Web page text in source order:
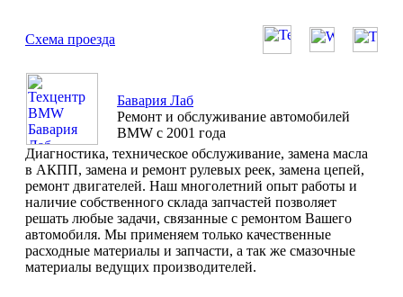
Схема проезда
Бавария Лаб
Ремонт и обслуживание автомобилей
BMW с 2001 года
Диагностика, техническое обслуживание, замена масла
в АКПП, замена и ремонт рулевых реек, замена цепей,
ремонт двигателей. Наш многолетний опыт работы и
наличие собственного склада запчастей позволяет
решать любые задачи, связанные с ремонтом Вашего
автомобиля. Мы применяем только качественные
расходные материалы и запчасти, а так же смазочные
материалы ведущих производителей.